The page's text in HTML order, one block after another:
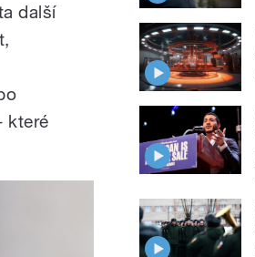
další
které